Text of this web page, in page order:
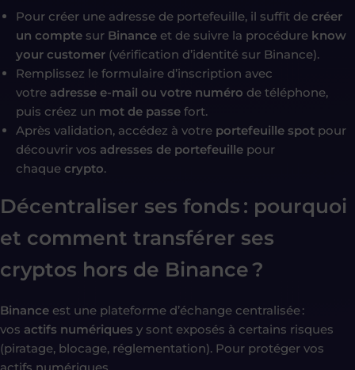
Pour créer une adresse de portefeuille, il suffit de créer
un compte sur Binance et de suivre la procédure know
your customer (vérification d’identité sur Binance).
Remplissez le formulaire d’inscription avec
votre adresse e-mail ou votre numéro de téléphone,
puis créez un mot de passe fort.
Après validation, accédez à votre portefeuille spot pour
découvrir vos adresses de portefeuille pour
chaque crypto.
Décentraliser ses fonds : pourquoi
et comment transférer ses
cryptos hors de Binance ?
Binance est une plateforme d’échange centralisée :
vos actifs numériques y sont exposés à certains risques
(piratage, blocage, réglementation). Pour protéger vos